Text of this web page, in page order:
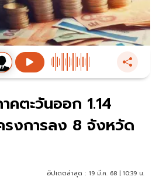
คตะวันออก 1.14
รงการลง 8 จังหวัด
อัปเดตล่าสุด : 19 มี.ค. 68 | 10:39 น.